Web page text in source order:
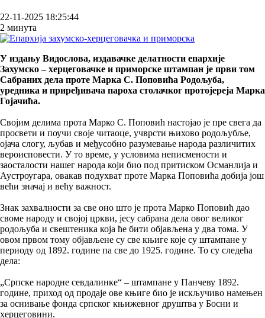
22-11-2025 18:25:44
2 минута
У издању Видослова, издавачке делатности епархије
Захумско – херцеговачке и приморске штампан је први том
Сабраних дела проте Марка С. Поповића Родољуба,
уредника и приређивача пароха столачког протојереја Марка
Гојачића.
Својим делима прота Марко С. Поповић настојао је пре свега да
просвети и поучи своје читаоце, учврсти њихово родољубље,
ојача слогу, љубав и међусобно разумевање народа различитих
вероисповести. У то време, у условима неписмености и
заосталости нашег народа који био под притиском Османлија и
Аустроугара, овакав подухват проте Марка Поповића добија још
већи значај и већу важност.
Знак захвалности за све оно што је прота Марко Поповић дао
своме народу и својој цркви, јесу сабрана дела овог великог
родољуба и свештеника која ће бити објављена у два тома. У
овом првом тому објављене су све књиге које су штампане у
периоду од 1892. године па све до 1925. године. То су следећа
дела:
„Српске народне севдалинке“ – штампане у Панчеву 1892.
године, приход од продаје ове књиге био је искључиво намењен
за оснивање фонда српског књижевног друштва у Босни и
херцеговини.